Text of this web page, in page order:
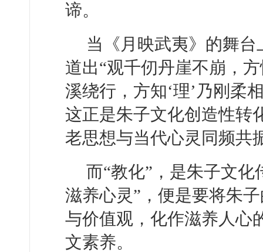
谛。
当《月映武夷》的舞
道出“观千仞丹崖不崩，
溪绕行，方知‘理’乃刚
这正是朱子文化创造性转
老思想与当代心灵同频共
而“教化”，是朱子文
滋养心灵”，便是要将朱
与价值观，化作滋养人心
文素养。